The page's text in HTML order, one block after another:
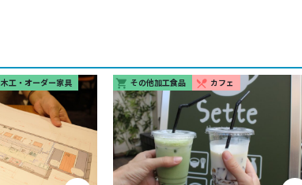
木工・オーダー家具 shopping_cart その他加工食品 restaurant_menu カフェ